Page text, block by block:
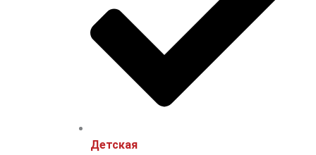
Детская